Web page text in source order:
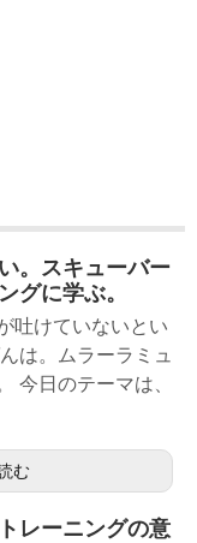
。スキューバー
グに学ぶ。
吐けていないとい
は。ムラーラミュ
今日のテーマは、
む
レーニングの意